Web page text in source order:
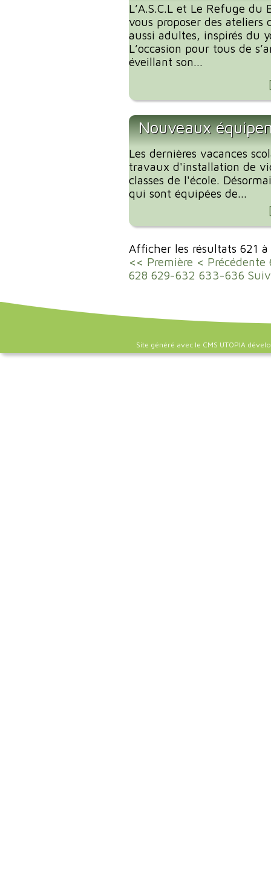
L’A.S.C.L et Le Refuge
vous proposer des
aussi adultes, inspirés du
L’occasion pour tous de
éveillant son...
Nouveaux
Les dernières vacances
travaux d'installation de
classes de l'école.
qui sont équipées de...
Afficher les résultats 621
<< Première < Précédente
628 629-632 633-636
Site généré avec le CMS UTOPIA